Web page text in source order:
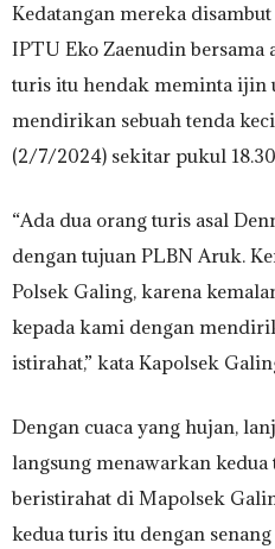
Kedatangan mereka
IPTU Eko Zaenudin bersama
turis itu hendak meminta ijin
mendirikan sebuah tenda
(2/7/2024) sekitar pukul
“Ada dua orang turis asal
dengan tujuan PLBN Aruk.
Polsek Galing, karena
kepada kami dengan
istirahat,” kata Kapolsek
Dengan cuaca yang hujan,
langsung menawarkan kedua
beristirahat di Mapolsek
kedua turis itu dengan